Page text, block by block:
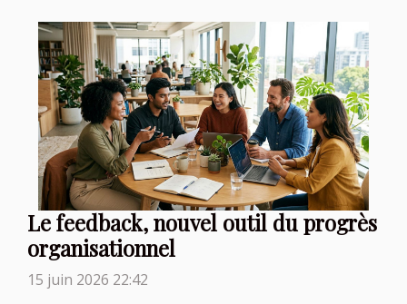
Le feedback, nouvel outil du progrès
organisationnel
15 juin 2026 22:42